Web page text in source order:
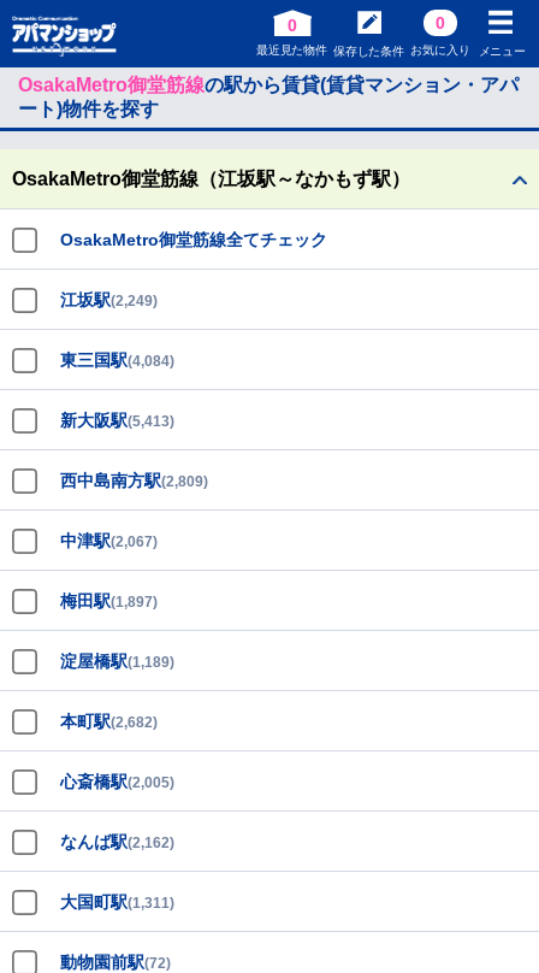
0
最近見た物件 保存した条件
0
お気に入り メニュー
OsakaMetro御堂筋線の駅から賃貸(賃貸マンション・アパ
ート)物件を探す
OsakaMetro御堂筋線（江坂駅～なかもず駅）
OsakaMetro御堂筋線全てチェック
江坂駅(2,249)
東三国駅(4,084)
新大阪駅(5,413)
西中島南方駅(2,809)
中津駅(2,067)
梅田駅(1,897)
淀屋橋駅(1,189)
本町駅(2,682)
心斎橋駅(2,005)
なんば駅(2,162)
大国町駅(1,311)
動物園前駅(72)